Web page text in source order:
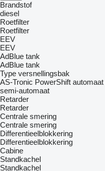
Brandstof
diesel
Roetfilter
Roetfilter
EEV
EEV
AdBlue tank
AdBlue tank
Type versnellingsbak
AS-Tronic PowerShift automaat
semi-automaat
Retarder
Retarder
Centrale smering
Centrale smering
Differentieelblokkering
Differentieelblokkering
Cabine
Standkachel
Standkachel